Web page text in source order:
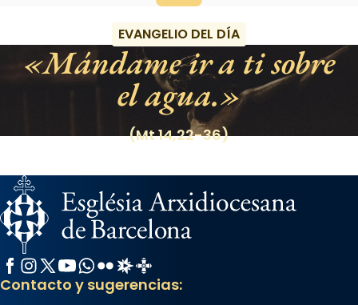
EVANGELIO DEL DÍA
Mándame ir a ti sobre
el agua.
(Mt 14,22-36)
Facebook
Instagram
X / Twitter
YouTube
WhatsApp
FlickrRadio Estel
Catalunya Cristiana
Contacto y sugerencias: